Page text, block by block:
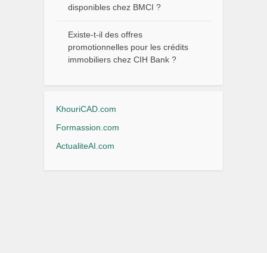
disponibles chez BMCI ?
Existe-t-il des offres
promotionnelles pour les crédits
immobiliers chez CIH Bank ?
KhouriCAD.com
Formassion.com
ActualiteAI.com